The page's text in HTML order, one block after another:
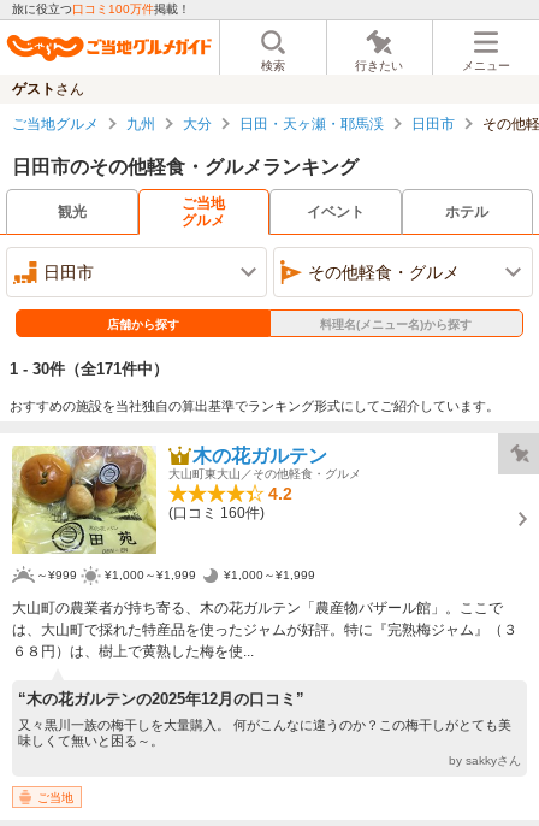
旅に役立つ口コミ100万件掲載！
検索 行きたい メニュー
ゲスト さん
ご当地グルメ 九州 大分 日田・天ヶ瀬・耶馬渓 日田市 その他
日田市のその他軽食・グルメランキング
観光
ご当地
グルメ
イベント ホテル
日田市 その他軽食・グルメ
店舗から探す 料理名(メニュー名)から探す
1 - 30件 （全171件中）
おすすめの施設を当社独自の算出基準でランキング形式にしてご紹介しています。
木の花ガルテン
大山町東大山／その他軽食・グルメ
4.2
(口コミ 160件)
～¥999 ¥1,000～¥1,999 ¥1,000～¥1,999
大山町の農業者が持ち寄る、木の花ガルテン「農産物バザール館」。ここで
は、大山町で採れた特産品を使ったジャムが好評。特に『完熟梅ジャム』（３
６８円）は、樹上で黄熟した梅を使...
“木の花ガルテンの2025年12月の口コミ”
又々黒川一族の梅干しを大量購入。 何がこんなに違うのか？この梅干しがとても美
味しくて無いと困る～。
by sakkyさん
ご当地